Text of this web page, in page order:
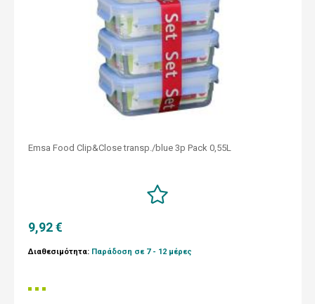
Emsa Food Clip&Close transp./blue 3p Pack 0,55L
9,92 €
Διαθεσιμότητα: Παράδοση σε 7 - 12 μέρες